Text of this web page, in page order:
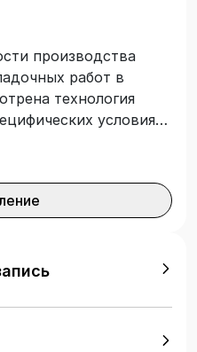
производства
работ в
технология
условиях,
грунтов,
кладочных